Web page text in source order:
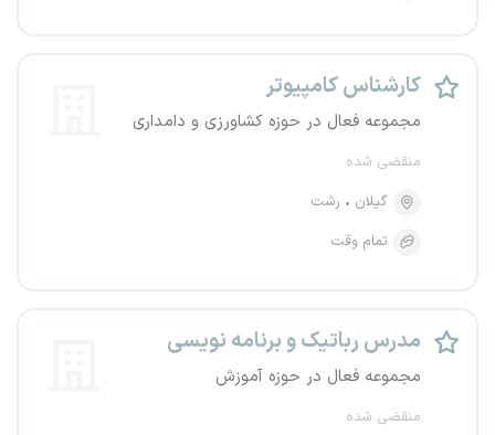
کارشناس کامپیوتر
مجموعه فعال در حوزه کشاورزی و دامداری
منقضی شده
گیلان
رشت
تمام وقت
مدرس رباتیک و برنامه نویسی
مجموعه فعال در حوزه آموزش
منقضی شده